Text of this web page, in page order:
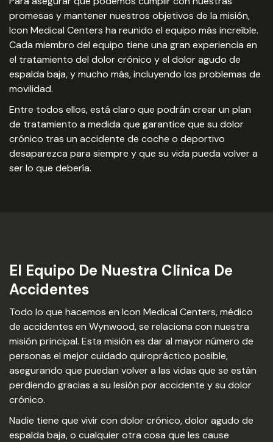
promesas y mantener nuestros objetivos de la misión,
Icon Medical Centers ha reunido el equipo más increíble.
Cada miembro del equipo tiene una gran experiencia en
el tratamiento del dolor crónico y el dolor agudo de
espalda baja, y mucho más, incluyendo los problemas de
movilidad.
Entre todos ellos, está claro que podrán crear un plan
de tratamiento a medida que garantice que su dolor
crónico tras un accidente de coche o deportivo
desaparezca para siempre y que su vida pueda volver a
ser lo que debería.
El Equipo De Nuestra Clinica De
Accidentes
Todo lo que hacemos en Icon Medical Centers, médico
de accidentes en Wynwood, se relaciona con nuestra
misión principal. Esta misión es dar al mayor número de
personas el mejor cuidado quiropráctico posible,
asegurando que puedan volver a las vidas que se están
perdiendo gracias a su lesión por accidente y su dolor
crónico.
Nadie tiene que vivir con dolor crónico, dolor agudo de
espalda baja, o cualquier otra cosa que les cause